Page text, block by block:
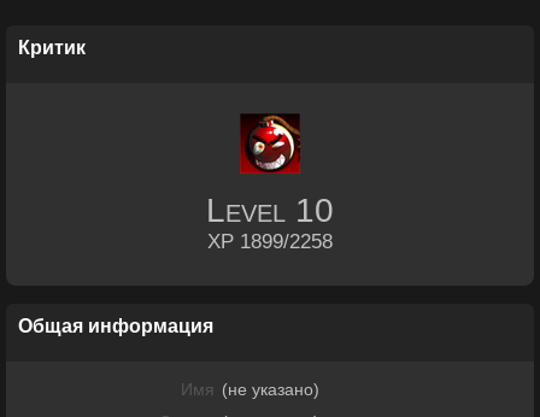
Критик
Level 10
XP 1899/2258
Общая информация
Имя (не указано)